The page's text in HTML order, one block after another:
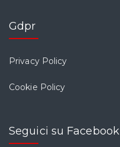
Gdpr
Privacy Policy
Cookie Policy
Seguici su Facebook